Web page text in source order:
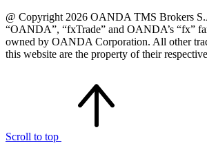
@ Copyright 2026 OANDA TMS Brokers
“OANDA”, “fxTrade” and OANDA’s “fx”
owned by OANDA Corporation. All other
this website are the property of their
Scroll to top